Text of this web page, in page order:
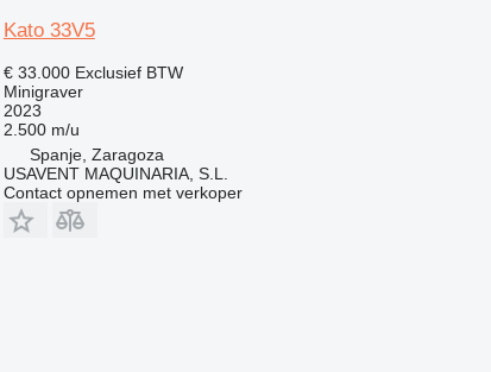
Kato 33V5
€ 33.000 Exclusief BTW
Minigraver
2023
2.500 m/u
Spanje, Zaragoza
USAVENT MAQUINARIA, S.L.
Contact opnemen met verkoper